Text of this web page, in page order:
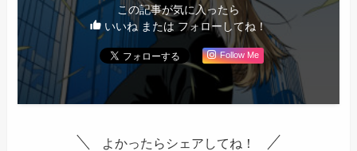
この記事が気に入ったら
いいね または フォローしてね！
Follow Me
よかったらシェアしてね！